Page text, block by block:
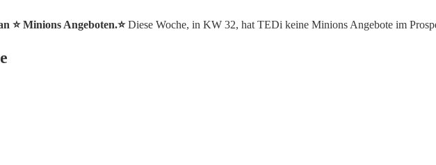
⭐️ Minions Angeboten.⭐️Diese Woche, in KW 32, hat TEDi keine Minions Angebote im